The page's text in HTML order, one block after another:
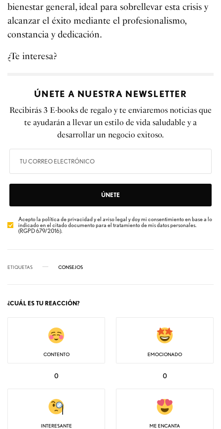
bienestar general, ideal para sobrellevar esta crisis y
alcanzar el éxito mediante el profesionalismo,
constancia y dedicación.
¿Te interesa?
ÚNETE A NUESTRA NEWSLETTER
Recibirás 3 E-books de regalo y te enviaremos noticias que
te ayudarán a llevar un estilo de vida saludable y a
desarrollar un negocio exitoso.
ÚNETE
Acepto la política de privacidad y el aviso legal y doy mi consentimiento en base a lo
indicado en el citado documento para el tratamiento de mis datos personales.
(RGPD 679/2016).
ETIQUETAS CONSEJOS
¿CUÁL ES TU REACCIÓN?
CONTENTO
0
EMOCIONADO
0
INTERESANTE ME ENCANTA